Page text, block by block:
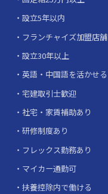
設立5年以内
フランチャイズ加盟店舗
設立30年以上
英語・中国語を活かせる
宅建取引士歓迎
社宅・家賃補助あり
研修制度あり
フレックス勤務あり
マイカー通勤可
扶養控除内で働ける